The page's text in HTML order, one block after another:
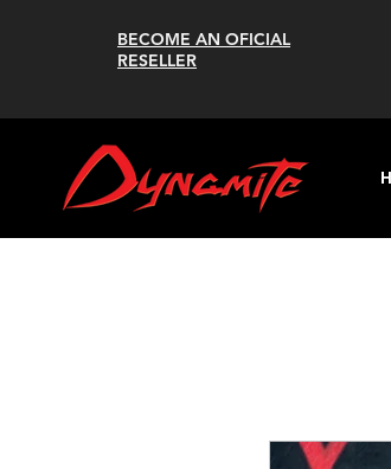
BECOME AN OFICIAL
RESELLER